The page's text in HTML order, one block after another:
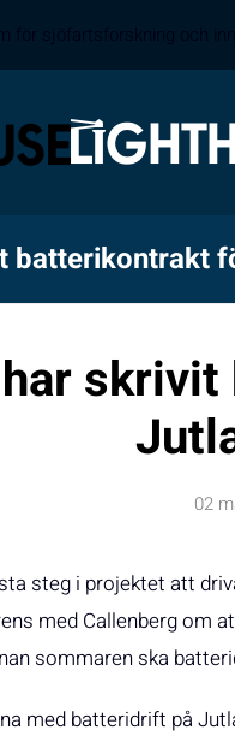
batterikontrakt
02
steg i projektet att
med Callenberg om
sommaren ska
med batteridrift på